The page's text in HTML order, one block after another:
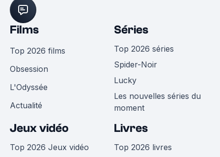
Films
Top 2026 films
Obsession
L'Odyssée
Actualité
Séries
Top 2026 séries
Spider-Noir
Lucky
Les nouvelles séries du
moment
Jeux vidéo
Top 2026 Jeux vidéo
Livres
Top 2026 livres